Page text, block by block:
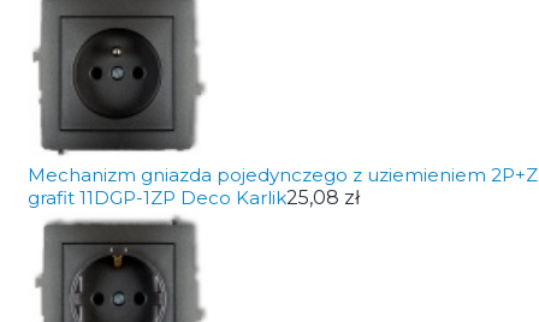
Mechanizm gniazda pojedynczego z uziemieniem 2P+Z
grafit 11DGP-1ZP Deco Karlik25,08 zł